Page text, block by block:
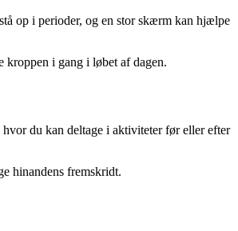
op i perioder, og en stor skærm kan hjælpe
kroppen i gang i løbet af dagen.
du kan deltage i aktiviteter før eller efter
hinandens fremskridt.